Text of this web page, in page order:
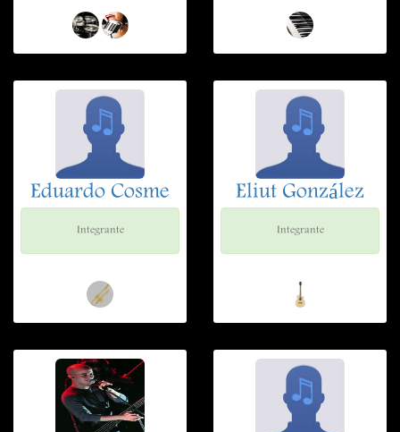
Eduardo Cosme
Integrante
Eliut González
Integrante